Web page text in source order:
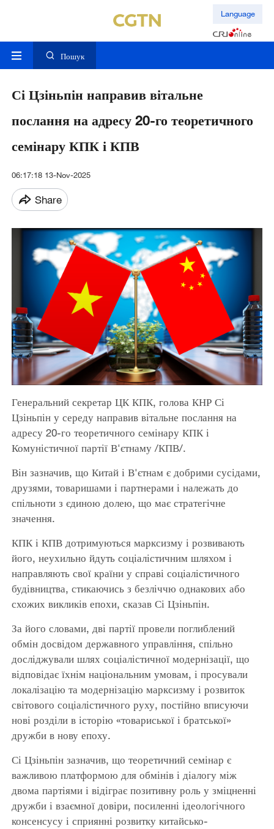
Language
Пошук
Сі Цзіньпін направив вітальне
послання на адресу 20-го теоретичного
семінару КПК і КПВ
06:17:18 13-Nov-2025
Share
Генеральний секретар ЦК КПК, голова КНР Сі
Цзіньпін у середу направив вітальне послання на
адресу 20-го теоретичного семінару КПК і
Комуністичної партії В'єтнаму /КПВ/.
Він зазначив, що Китай і В'єтнам є добрими сусідами,
друзями, товаришами і партнерами і належать до
спільноти з єдиною долею, що має стратегічне
значення.
КПК і КПВ дотримуються марксизму і розвивають
його, неухильно йдуть соціалістичним шляхом і
направляють свої країни у справі соціалістичного
будівництва, стикаючись з безліччю однакових або
схожих викликів епохи, сказав Сі Цзіньпін.
За його словами, дві партії провели поглиблений
обмін досвідом державного управління, спільно
досліджували шлях соціалістичної модернізації, що
відповідає їхнім національним умовам, і просували
локалізацію та модернізацію марксизму і розвиток
світового соціалістичного руху, постійно вписуючи
нові розділи в історію «товариської і братської»
дружби в нову епоху.
Сі Цзіньпін зазначив, що теоретичний семінар є
важливою платформою для обмінів і діалогу між
двома партіями і відіграє позитивну роль у зміцненні
дружби і взаємної довіри, посиленні ідеологічного
консенсусу і сприянні розвитку китайсько-